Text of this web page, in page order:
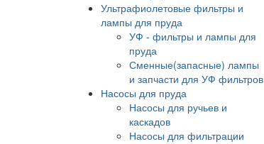
Ультрафиолетовые фильтры и
лампы для пруда
УФ - фильтры и лампы для
пруда
Сменные(запасные) лампы
и запчасти для УФ фильтров
Насосы для пруда
Насосы для ручьев и
каскадов
Насосы для фильтрации